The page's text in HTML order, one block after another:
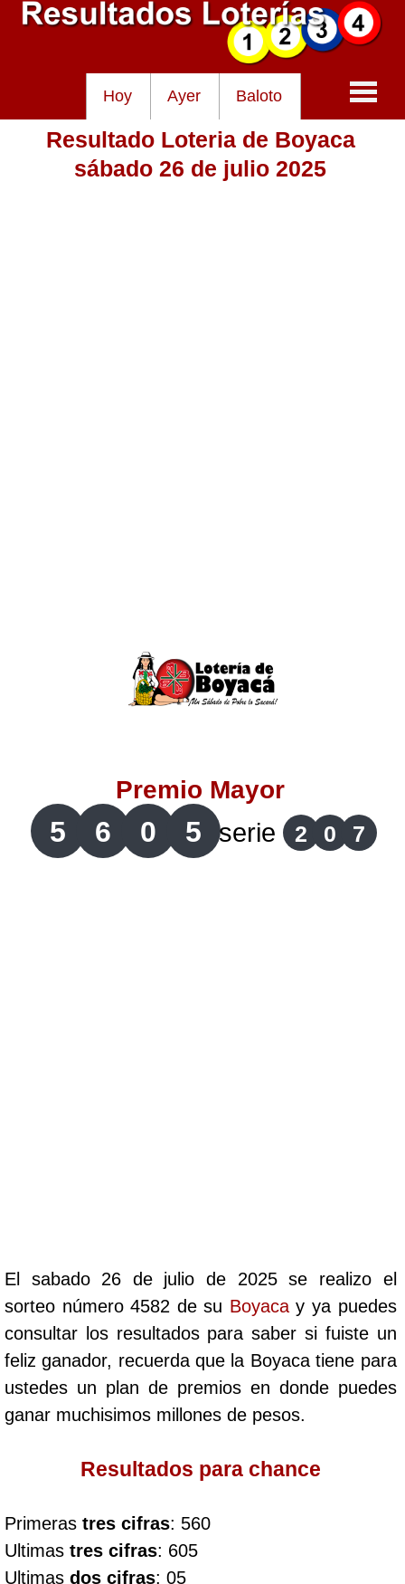
Hoy Ayer Baloto
Baloto
Lotería de Risaralda
Lotería de Santander
Lotería del Cauca
Cafeterito Noche
Caribeña Día
Caribeña Noche
Culona día
Resultado Loteria de Boyaca
sábado 26 de julio 2025
Premio Mayor
5 6 0 5 serie 2 0 7
El sabado 26 de julio de 2025 se realizo el
sorteo número 4582 de su Boyacay ya puedes
consultar los resultados para saber si fuiste un
feliz ganador, recuerda que la Boyaca tiene para
ustedes un plan de premios en donde puedes
ganar muchisimos millones de pesos.
Resultados para chance
Primeras tres cifras: 560
Ultimas tres cifras: 605
Ultimas dos cifras: 05